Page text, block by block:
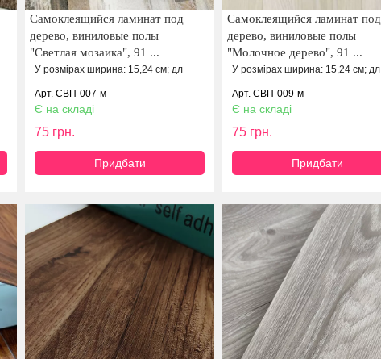
Самоклеящийся ламинат под
дерево, виниловые полы
"Светлая мозаика", 91 ...
У розмірах ширина: 15,24 см; дл
Арт. СВП-007-м
Є на складі
75грн.
Придбати
Самоклеящийся ламинат под
дерево, виниловые полы
"Молочное дерево", 91 ...
У розмірах ширина: 15,24 см; дл
Арт. СВП-009-м
Є на складі
75 грн.
Придбати